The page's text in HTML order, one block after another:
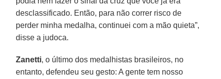
desclassificado. Então, para não correr risco de
perder minha medalha, continuei com a mão quieta”,
disse a judoca.
Zanetti, o último dos medalhistas brasileiros, no
entanto, defendeu seu gesto: A gente tem nosso